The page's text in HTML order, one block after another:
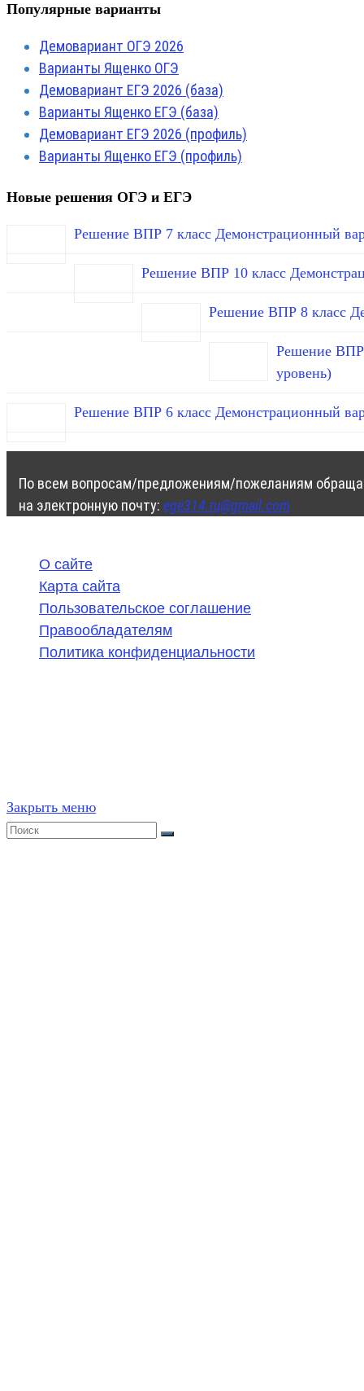
Популярные варианты
Демовариант ОГЭ 2026
Варианты Ященко ОГЭ
Демовариант ЕГЭ 2026 (база)
Варианты Ященко ЕГЭ (база)
Демовариант ЕГЭ 2026 (профиль)
Варианты Ященко ЕГЭ (профиль)
Новые решения ОГЭ и ЕГЭ
Решение ВПР 7 класс Демонстрационный
Решение ВПР 10 класс
Решение ВПР 8 класс
Решение ВПР
уровень)
Решение ВПР 6 класс Демонстрационный
По всем вопросам/предложениям/пожеланиям
на электронную почту: ege314.ru@gmail.com
О сайте
Карта сайта
Пользовательское соглашение
Правообладателям
Политика конфиденциальности
Закрыть меню